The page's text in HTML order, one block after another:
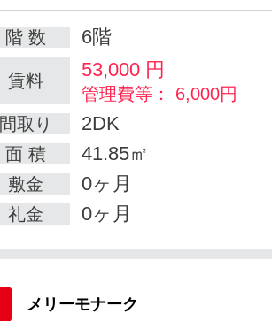
階 数 6階
賃料 53,000 円
管理費等： 6,000円
間取り
2DK
面 積 41.85㎡
敷金 0ヶ月
礼金 0ヶ月
メリーモナーク